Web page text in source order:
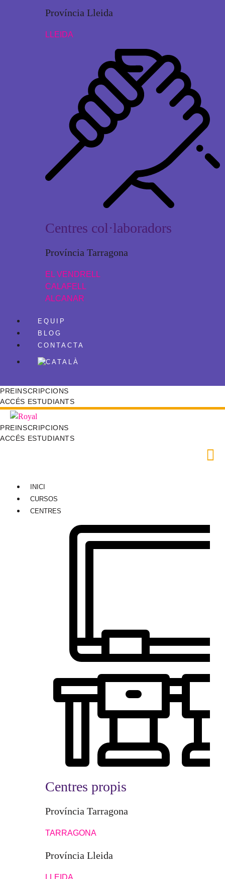
Província Lleida
LLEIDA
Centres col·laboradors
Província Tarragona
EL VENDRELL
CALAFELL
ALCANAR
EQUIP
BLOG
CONTACTA
PREINSCRIPCIONS
ACCÉS ESTUDIANTS
PREINSCRIPCIONS
ACCÉS ESTUDIANTS
INICI
CURSOS
CENTRES
Centres propis
Província Tarragona
TARRAGONA
Província Lleida
LLEIDA